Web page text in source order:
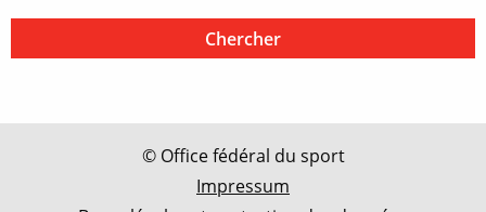
© Office fédéral du sport
Impressum